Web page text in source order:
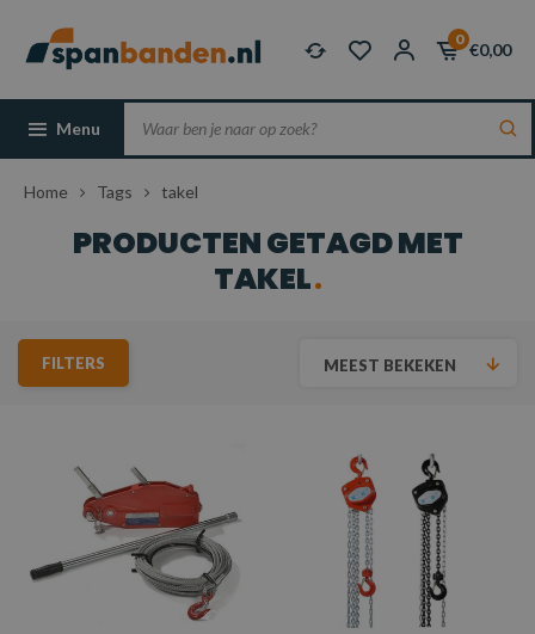
0
€0,00
Menu
Home Tags takel
PRODUCTEN GETAGD MET
TAKEL
FILTERS MEEST BEKEKEN